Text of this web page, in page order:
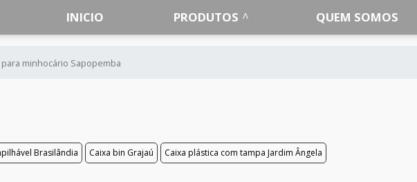
INICIO PRODUTOS QUEM SOMOS
para minhocário Sapopemba
Brasilândia Caixa bin Grajaú
Caixa plástica com tampa Jardim Ângela